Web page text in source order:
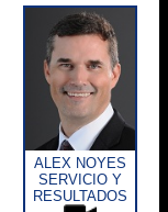
ALEX NOYES
SERVICIO Y
RESULTADOS